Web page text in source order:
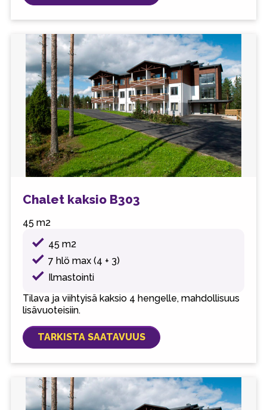
Chalet kaksio B303
45 m2
45 m2
7 hlö max (4 + 3)
Ilmastointi
Tilava ja viihtyisä kaksio 4 hengelle, mahdollisuus
lisävuoteisiin.
TARKISTA SAATAVUUS